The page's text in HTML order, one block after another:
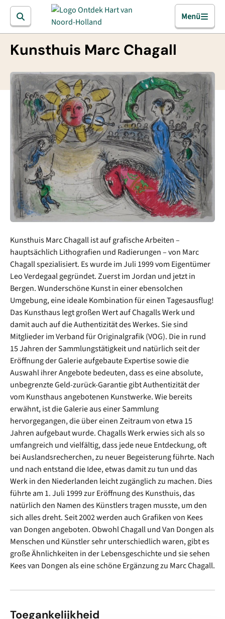
Menü
Kunsthuis Marc Chagall
Kunsthuis Marc Chagall ist auf grafische Arbeiten –
hauptsächlich Lithografien und Radierungen – von Marc
Chagall spezialisiert. Es wurde im Juli 1999 vom Eigentümer
Leo Verdegaal gegründet. Zuerst im Jordan und jetzt in
Bergen. Wunderschöne Kunst in einer ebensolchen
Umgebung, eine ideale Kombination für einen Tagesausflug!
Das Kunsthaus legt großen Wert auf Chagalls Werk und
damit auch auf die Authentizität des Werkes. Sie sind
Mitglieder im Verband für Originalgrafik (VOG). Die in rund
15 Jahren der Sammlungstätigkeit und natürlich seit der
Eröffnung der Galerie aufgebaute Expertise sowie die
Auswahl ihrer Angebote bedeuten, dass es eine absolute,
unbegrenzte Geld-zurück-Garantie gibt Authentizität der
vom Kunsthaus angebotenen Kunstwerke. Wie bereits
erwähnt, ist die Galerie aus einer Sammlung
hervorgegangen, die über einen Zeitraum von etwa 15
Jahren aufgebaut wurde. Chagalls Werk erwies sich als so
umfangreich und vielfältig, dass jede neue Entdeckung, oft
bei Auslandsrecherchen, zu neuer Begeisterung führte. Nach
und nach entstand die Idee, etwas damit zu tun und das
Werk in den Niederlanden leicht zugänglich zu machen. Dies
führte am 1. Juli 1999 zur Eröffnung des Kunsthuis, das
natürlich den Namen des Künstlers tragen musste, um den
sich alles dreht. Seit 2002 werden auch Grafiken von Kees
van Dongen angeboten. Obwohl Chagall und Van Dongen als
Menschen und Künstler sehr unterschiedlich waren, gibt es
große Ähnlichkeiten in der Lebensgeschichte und sie sehen
Kees van Dongen als eine schöne Ergänzung zu Marc Chagall.
Toegankelijkheid